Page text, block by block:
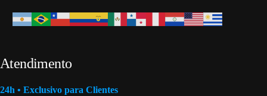
Atendimento
24h • Exclusivo para Clientes